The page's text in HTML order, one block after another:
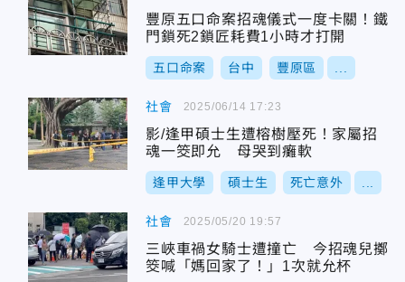
豐原五口命案招魂儀式一度卡關！鐵
門鎖死2鎖匠耗費1小時才打開
五口命案 台中 豐原區
社會
影/逢甲碩士生遭榕樹壓死！家屬招
魂一筊即允 母哭到癱軟
逢甲大學 碩士生 死亡意外
2025/06/14 17:23
社會
三峽車禍女騎士遭撞亡 今招魂兒擲
筊喊「媽回家了！」1次就允杯
2025/05/20 19:57